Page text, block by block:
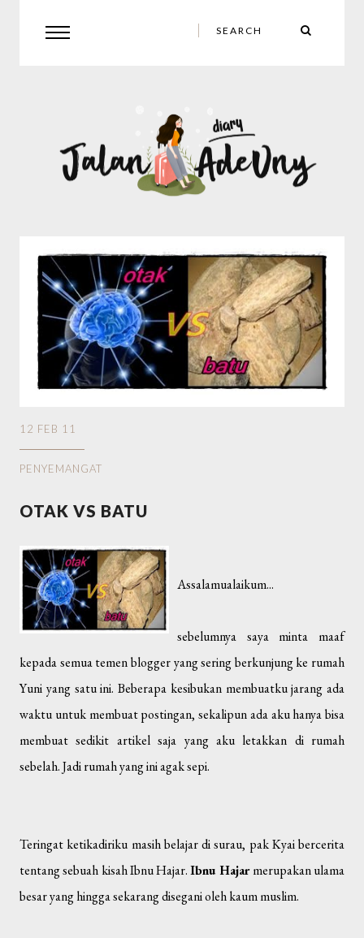
12 FEB 11
PENYEMANGAT
OTAK VS BATU
Assalamualaikum...
sebelumnya saya minta maaf
kepada semua temen blogger yang sering berkunjung ke rumah
Yuni yang satu ini. Beberapa kesibukan membuatku jarang ada
waktu untuk membuat postingan, sekalipun ada aku hanya bisa
membuat sedikit artikel saja yang aku letakkan di rumah
sebelah. Jadi rumah yang ini agak sepi.
Teringat ketikadiriku masih belajar di surau, pak Kyai bercerita
tentang sebuah kisah Ibnu Hajar.Ibnu Hajarmerupakan ulama
besar yang hingga sekarang disegani oleh kaum muslim.